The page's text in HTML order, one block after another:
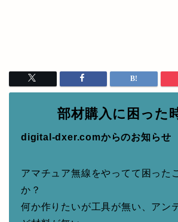
部材購入に困った
digital-dxer.comからのお知らせ
アマチュア無線をやってて困った
か？
何か作りたいが工具が無い、アン